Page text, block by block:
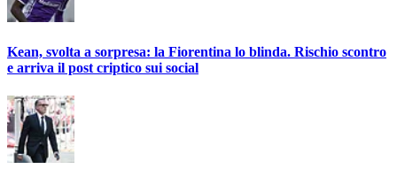
Kean, svolta a sorpresa: la Fiorentina lo blinda. Rischio scontro
e arriva il post criptico sui social